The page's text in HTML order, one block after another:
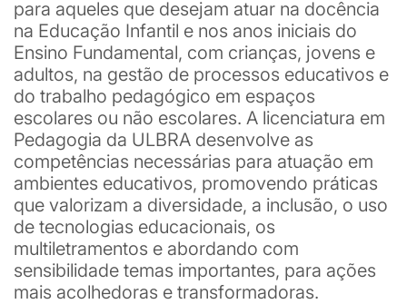
para aqueles que desejam atuar na docência
na Educação Infantil e nos anos iniciais do
Ensino Fundamental, com crianças, jovens e
adultos, na gestão de processos educativos e
do trabalho pedagógico em espaços
escolares ou não escolares. A licenciatura em
Pedagogia da ULBRA desenvolve as
competências necessárias para atuação em
ambientes educativos, promovendo práticas
que valorizam a diversidade, a inclusão, o uso
de tecnologias educacionais, os
multiletramentos e abordando com
sensibilidade temas importantes, para ações
mais acolhedoras e transformadoras.